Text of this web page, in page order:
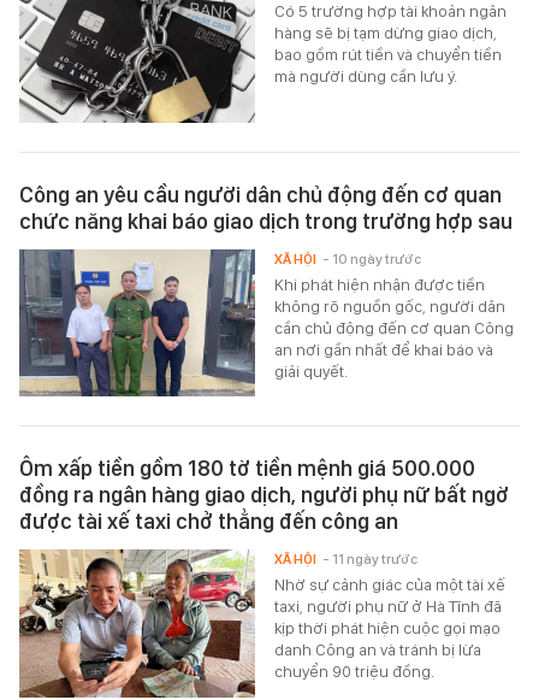
Có 5 trường hợp tài khoản ngân
hàng sẽ bị tạm dừng giao dịch,
bao gồm rút tiền và chuyển tiền
mà người dùng cần lưu ý.
Công an yêu cầu người dân chủ động đến cơ quan
chức năng khai báo giao dịch trong trường hợp sau
Khi phát hiện nhận được tiền
không rõ nguồn gốc, người dân
cần chủ động đến cơ quan Công
an nơi gần nhất để khai báo và
giải quyết.
XÃ HỘI - 10 ngày trước
Ôm xấp tiền gồm 180 tờ tiền mệnh giá 500.000
đồng ra ngân hàng giao dịch, người phụ nữ bất ngờ
được tài xế taxi chở thẳng đến công an
Nhờ sự cảnh giác của một tài xế
taxi, người phụ nữ ở Hà Tĩnh đã
kịp thời phát hiện cuộc gọi mạo
danh Công an và tránh bị lừa
chuyển 90 triệu đồng.
XÃ HỘI - 11 ngày trước